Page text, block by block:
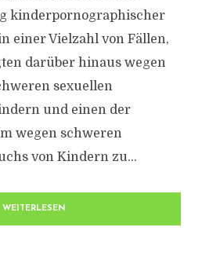
kinderpornographischer
einer Vielzahl von Fällen,
darüber hinaus wegen
sexuellen
und einen der
wegen schweren
von Kindern zu...
WEITERLESEN